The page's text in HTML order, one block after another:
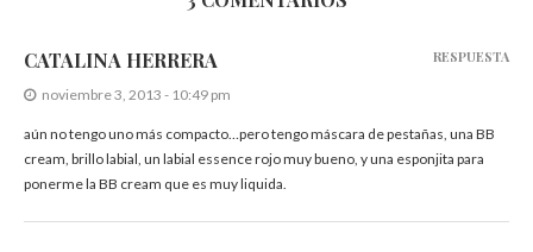
CATALINA HERRERA
noviembre 3, 2013 - 10:49 pm
aún no tengo uno más compacto…pero tengo máscara de pestañas, una BB
cream, brillo labial, un labial essence rojo muy bueno, y una esponjita para
ponerme la BB cream que es muy liquida.
RESPUESTA